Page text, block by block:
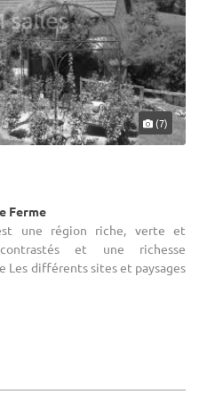
(7)
Ferme
une région riche, verte et
et une richesse
différents sites et paysages